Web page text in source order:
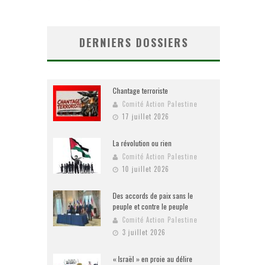
DERNIERS DOSSIERS
Chantage terroriste
Comité Action Palestine
17 juillet 2026
La révolution ou rien
Comité Action Palestine
10 juillet 2026
Des accords de paix sans le
peuple et contre le peuple
Comité Action Palestine
3 juillet 2026
« Israël » en proie au délire